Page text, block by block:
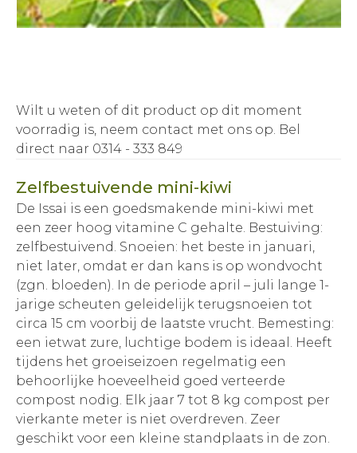
Wilt u weten of dit product op dit moment
voorradig is, neem contact met ons op. Bel
direct naar 0314 - 333 849
Zelfbestuivende mini-kiwi
De Issai is een goedsmakende mini-kiwi met
een zeer hoog vitamine C gehalte. Bestuiving:
zelfbestuivend. Snoeien: het beste in januari,
niet later, omdat er dan kans is op wondvocht
(zgn. bloeden). In de periode april – juli lange 1-
jarige scheuten geleidelijk terugsnoeien tot
circa 15 cm voorbij de laatste vrucht. Bemesting:
een ietwat zure, luchtige bodem is ideaal. Heeft
tijdens het groeiseizoen regelmatig een
behoorlijke hoeveelheid goed verteerde
compost nodig. Elk jaar 7 tot 8 kg compost per
vierkante meter is niet overdreven. Zeer
geschikt voor een kleine standplaats in de zon.